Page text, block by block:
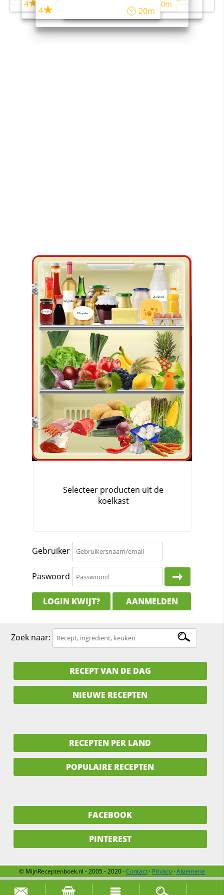
Zoek naar:
Gebruiker
Paswoord
LOGIN KWIJT? AANMELDEN
4 45m
4
20m
40m
Zoek naar:
RECEPT VAN DE DAG
NIEUWE RECEPTEN
RECEPTEN PER LAND
POPULAIRE RECEPTEN
FACEBOOK
PINTEREST
© MijnReceptenboek.nl - 2005 - 2020 ·Contact · Privacy ·Algemene
voorwaarden
Over ons